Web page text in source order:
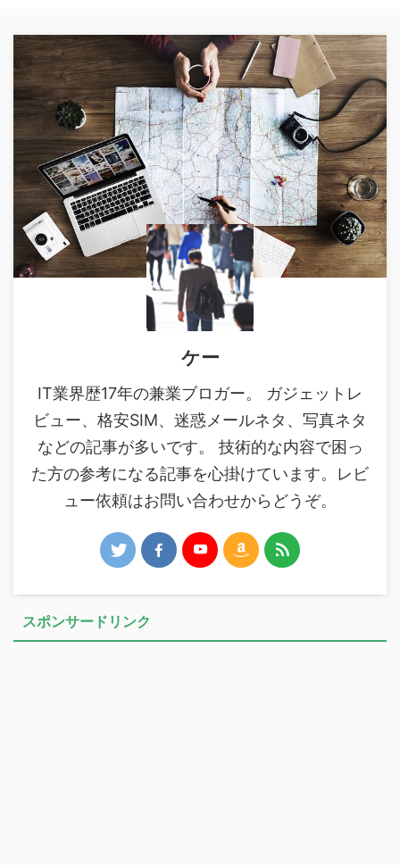
ケー
IT業界歴17年の兼業ブロガー。 ガジェットレ
ビュー、格安SIM、迷惑メールネタ、写真ネタ
などの記事が多いです。 技術的な内容で困っ
た方の参考になる記事を心掛けています。レビ
ュー依頼はお問い合わせからどうぞ。
スポンサードリンク